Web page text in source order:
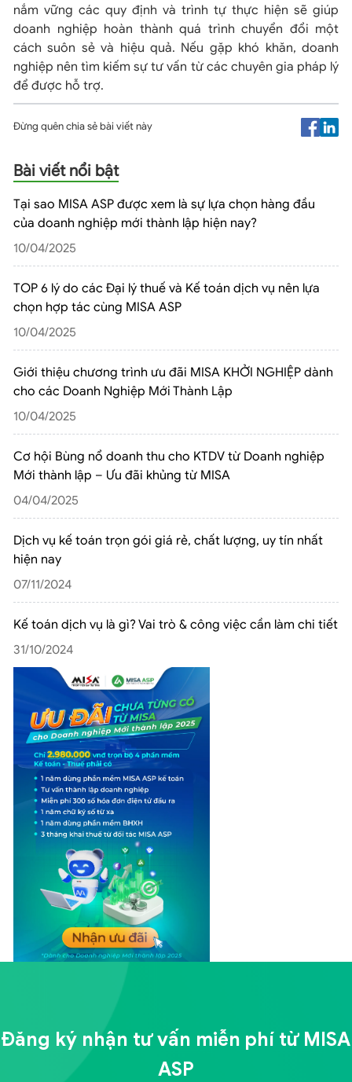
nắm vững các quy định và trình tự thực hiện sẽ giúp
doanh nghiệp hoàn thành quá trình chuyển đổi một
cách suôn sẻ và hiệu quả. Nếu gặp khó khăn, doanh
nghiệp nên tìm kiếm sự tư vấn từ các chuyên gia pháp lý
để được hỗ trợ.
Đừng quên chia sẻ bài viết này
Bài viết nổi bật
Tại sao MISA ASP được xem là sự lựa chọn hàng đầu
của doanh nghiệp mới thành lập hiện nay?
10/04/2025
TOP 6 lý do các Đại lý thuế và Kế toán dịch vụ nên lựa
chọn hợp tác cùng MISA ASP
10/04/2025
Giới thiệu chương trình ưu đãi MISA KHỞI NGHIỆP dành
cho các Doanh Nghiệp Mới Thành Lập
10/04/2025
Cơ hội Bùng nổ doanh thu cho KTDV từ Doanh nghiệp
Mới thành lập – Ưu đãi khủng từ MISA
04/04/2025
Dịch vụ kế toán trọn gói giá rẻ, chất lượng, uy tín nhất
hiện nay
07/11/2024
Kế toán dịch vụ là gì? Vai trò & công việc cần làm chi tiết
31/10/2024
Đăng ký nhận tư vấn miễn phí từ MISA
ASP